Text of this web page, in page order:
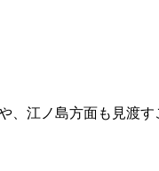
、江ノ島方面も見渡